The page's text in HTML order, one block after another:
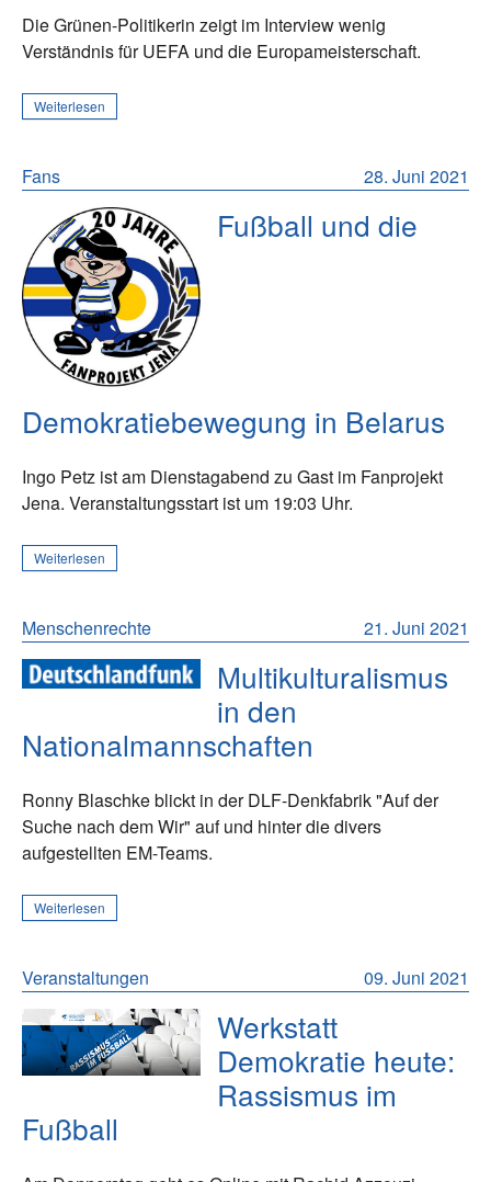
Die Grünen-Politikerin zeigt im Interview wenig
Verständnis für UEFA und die Europameisterschaft.
Weiterlesen
28. Juni 2021
Fans
Fußball und die
Demokratiebewegung in Belarus
Ingo Petz ist am Dienstagabend zu Gast im Fanprojekt
Jena. Veranstaltungsstart ist um 19:03 Uhr.
Weiterlesen
21. Juni 2021
Menschenrechte
Multikulturalismus
in den
Nationalmannschaften
Ronny Blaschke blickt in der DLF-Denkfabrik "Auf der
Suche nach dem Wir" auf und hinter die divers
aufgestellten EM-Teams.
Weiterlesen
09. Juni 2021
Veranstaltungen
Werkstatt
Demokratie heute:
Rassismus im
Fußball